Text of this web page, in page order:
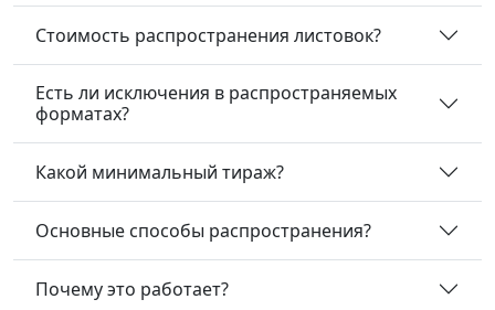
Стоимость распространения листовок?
Есть ли исключения в распространяемых
форматах?
Какой минимальный тираж?
Основные способы распространения?
Почему это работает?